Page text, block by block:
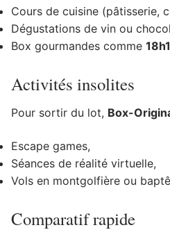
Cours de cuisine (pâtisserie,
Dégustations de vin ou
Box gourmandes comme
Activités insolites
Pour sortir du lot, Box-
Escape games,
Séances de réalité virtuelle,
Vols en montgolfière ou
Comparatif rapide